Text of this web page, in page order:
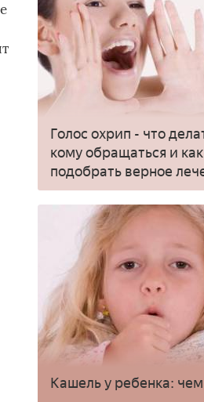
Голос охрип - что
кому обращаться и как
подобрать верное
Кашель у ребенка: